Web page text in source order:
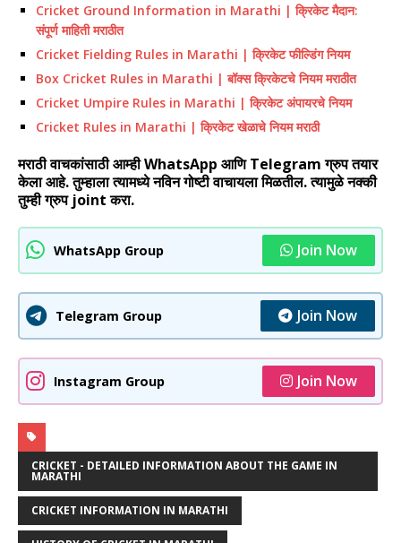
Cricket Ground Information in Marathi | क्रिकेट मैदान:
संपूर्ण माहिती मराठीत
Cricket Fielding Rules in Marathi | क्रिकेट फील्डिंग नियम
Box Cricket Rules in Marathi | बॉक्स क्रिकेटचे नियम मराठीत
Cricket Umpire Rules in Marathi | क्रिकेट अंपायरचे नियम
Cricket Rules in Marathi | क्रिकेट खेळाचे नियम मराठी
मराठी वाचकांसाठी आम्ही WhatsApp आणि Telegram ग्रुप तयार
केला आहे. तुम्हाला त्यामध्ये नविन गोष्टी वाचायला मिळतील. त्यामुळे नक्की
तुम्ही ग्रुप joint करा.
WhatsApp Group Join Now
Telegram Group Join Now
Instagram Group Join Now
CRICKET - DETAILED INFORMATION ABOUT THE GAME IN
MARATHI
CRICKET INFORMATION IN MARATHI